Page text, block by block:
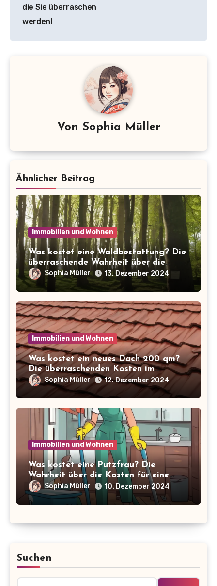
die Sie überraschen
werden!
Von Sophia Müller
Ähnlicher Beitrag
Immobilien und Wohnen
Was kostet eine Waldbestattung? Die
überraschende Wahrheit über die
Kosten der letzten Ruhe
Sophia Müller 13. Dezember 2024
Immobilien und Wohnen
Was kostet ein neues Dach 200 qm?
Die überraschenden Kosten im
Überblick!
Sophia Müller 12. Dezember 2024
Immobilien und Wohnen
Was kostet eine Putzfrau? Die
Wahrheit über die Kosten für eine
Haushaltshilfe
Sophia Müller 10. Dezember 2024
Suchen